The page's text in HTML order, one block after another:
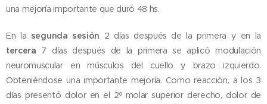
una mejoría importante que duró 48 hs.
En la segunda sesión 2 días después de la primera y en la
tercera 7 días después de la primera se aplicó modulación
neuromuscular en músculos del cuello y brazo izquierdo.
Obteniéndose una importante mejoría. Como reacción, a los 3
días presentó dolor en el 2º molar superior derecho, dolor de